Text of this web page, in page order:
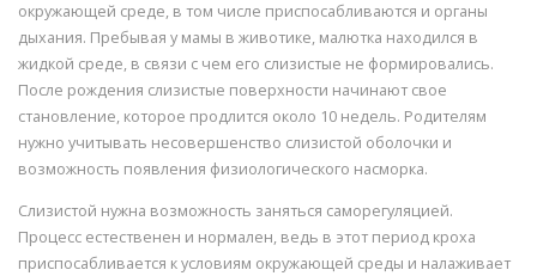
окружающей среде, в том числе приспосабливаются и органы
дыхания. Пребывая у мамы в животике, малютка находился в
жидкой среде, в связи с чем его слизистые не формировались.
После рождения слизистые поверхности начинают свое
становление, которое продлится около 10 недель. Родителям
нужно учитывать несовершенство слизистой оболочки и
возможность появления физиологического насморка.
Слизистой нужна возможность заняться саморегуляцией.
Процесс естественен и нормален, ведь в этот период кроха
приспосабливается к условиям окружающей среды и налаживает